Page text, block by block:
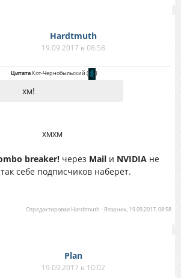
Hardtmuth
19.09.2017 в 08:58
ЦитатаКот-Чернобыльский ( )
хм!
хмхм
breaker!через Mailи NVIDIAне
себе подписчиков наберёт.
Отредактировал Hardtmuth - Вторник, 19.09.2017, 08:58
Plan
19.09.2017 в 10:02